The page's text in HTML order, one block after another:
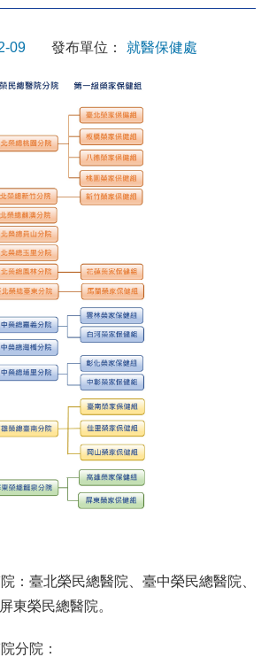
09 發布單位： 就醫保健處
：臺北榮民總醫院、臺中榮民總醫院、
東榮民總醫院。
分院：